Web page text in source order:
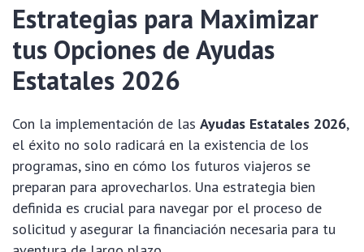
Estrategias para Maximizar
tus Opciones de Ayudas
Estatales 2026
Con la implementación de las Ayudas Estatales 2026,
el éxito no solo radicará en la existencia de los
programas, sino en cómo los futuros viajeros se
preparan para aprovecharlos. Una estrategia bien
definida es crucial para navegar por el proceso de
solicitud y asegurar la financiación necesaria para tu